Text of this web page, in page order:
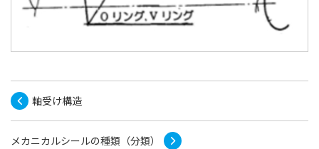
軸受け構造
メカニカルシールの種類（分類）